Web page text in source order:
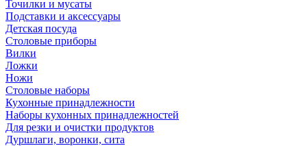
Точилки и мусаты
Подставки и аксессуары
Детская посуда
Столовые приборы
Вилки
Ложки
Ножи
Столовые наборы
Кухонные принадлежности
Наборы кухонных принадлежностей
Для резки и очистки продуктов
Дуршлаги, воронки, сита